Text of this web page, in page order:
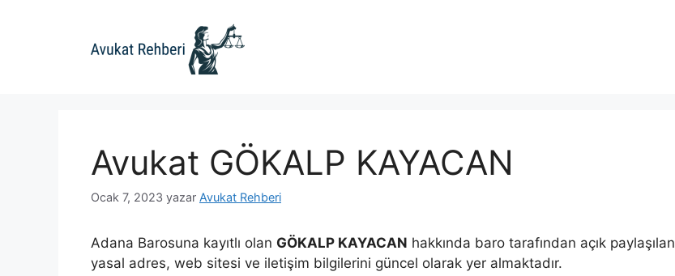
Avukat GÖKALP KAYACAN
Ocak 7, 2023 yazar Avukat Rehberi
Adana Barosuna kayıtlı olan GÖKALP KAYACAN hakkında baro tarafından açık paylaşılan
yasal adres, web sitesi ve iletişim bilgilerini güncel olarak yer almaktadır.